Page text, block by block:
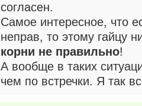
согласен.
Самое интересное, что
неправ, то этому гайцу
корни не правильно!
А вообще в таких
чем по встречки. Я так